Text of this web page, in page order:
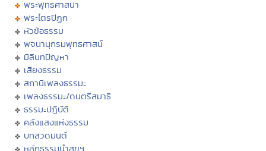
พระพุทธศาสนา
พระไตรปิฏก
หัวข้อธรรม
พจนานุกรมพุทธศาสน์
มิลินทปัญหา
เสียงธรรม
สถานีเพลงธรรมะ
เพลงธรรมะ/ดนตรีสมาธิ
ธรรมะปฏิบัติ
คลังแสงแห่งธรรม
บทสวดมนต์
หลักธรรมนำสุขฯ